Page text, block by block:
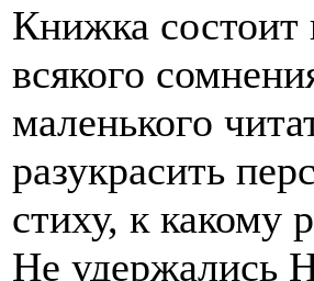
Книжка состоит
всякого
маленького
разукрасить
стиху, к какому
Не удержались